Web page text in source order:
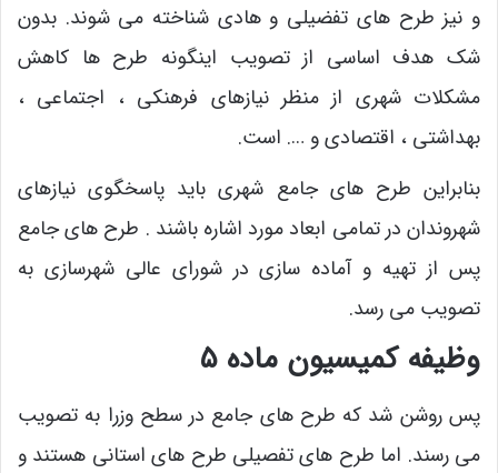
و نیز طرح های تفضیلی و هادی شناخته می شوند. بدون
شک هدف اساسی از تصویب اینگونه طرح ها کاهش
مشکلات شهری از منظر نیازهای فرهنکی ، اجتماعی ،
بهداشتی ، اقتصادی و …. است.
بنابراین طرح های جامع شهری باید پاسخگوی نیازهای
شهروندان در تمامی ابعاد مورد اشاره باشند . طرح های جامع
پس از تهیه و آماده سازی در شورای عالی شهرسازی به
تصویب می رسد.
وظیفه کمیسیون ماده ۵
پس روشن شد که طرح های جامع در سطح وزرا به تصویب
می رسند. اما طرح های تفصیلی طرح های استانی هستند و